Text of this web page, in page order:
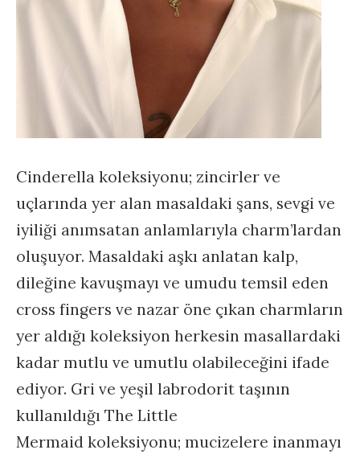
Cinderella koleksiyonu; zincirler ve
uçlarında yer alan masaldaki şans, sevgi ve
iyiliği anımsatan anlamlarıyla charm’lardan
oluşuyor. Masaldaki aşkı anlatan kalp,
dileğine kavuşmayı ve umudu temsil eden
cross fingers ve nazar öne çıkan charmların
yer aldığı koleksiyon herkesin masallardaki
kadar mutlu ve umutlu olabileceğini ifade
ediyor. Gri ve yeşil labrodorit taşının
kullanıldığı The Little
Mermaid koleksiyonu; mucizelere inanmayı